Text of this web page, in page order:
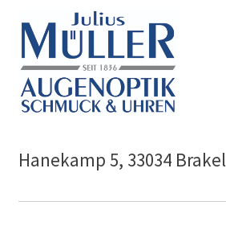
Hanekamp 5, 33034 Brakel